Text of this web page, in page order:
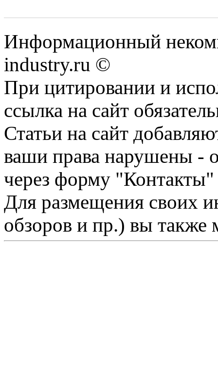
Информационный
industry.ru ©
При цитировании и
ссылка на сайт
Статьи на сайт
ваши права нарушены -
через форму "Контакты"
Для размещения своих
обзоров и пр.) вы также